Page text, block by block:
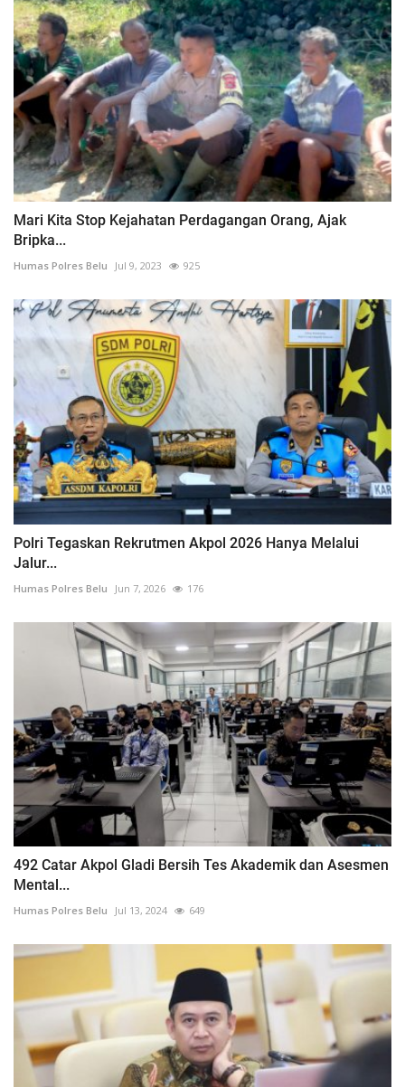
Mari Kita Stop Kejahatan Perdagangan Orang, Ajak
Bripka...
Humas Polres Belu Jul 9, 2023 925
Polri Tegaskan Rekrutmen Akpol 2026 Hanya Melalui
Jalur...
Humas Polres Belu Jun 7, 2026 176
492 Catar Akpol Gladi Bersih Tes Akademik dan Asesmen
Mental...
Humas Polres Belu Jul 13, 2024 649